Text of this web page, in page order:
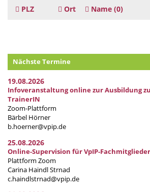
PLZ Ort Name (0)
Nächste Termine
19.08.2026
Infoveranstaltung online zur Ausbildung
TrainerIN
Zoom-Plattform
Bärbel Hörner
b.hoerner@vpip.de
25.08.2026
Online-Supervision für VpIP-Fachmitglieder
Plattform Zoom
Carina Haindl Strnad
c.haindlstrnad@vpip.de